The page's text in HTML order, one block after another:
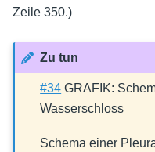
Zeile 350.)
Zu tun
#34 GRAFIK:
Wasserschloss
Schema einer